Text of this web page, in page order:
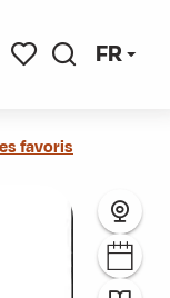
FR
favoris